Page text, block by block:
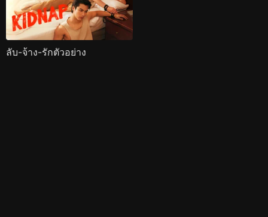
ลับ-จ้าง-รักตัวอย่าง